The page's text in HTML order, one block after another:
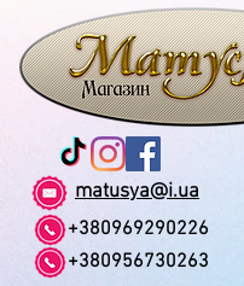
matusya@i.ua
+380969290226
+380956730263